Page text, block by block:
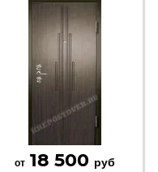
от 18 500 руб